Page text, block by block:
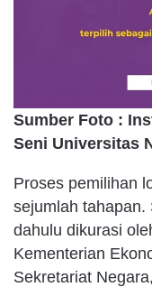
Sumber Foto :
Seni Universitas
Proses pemilihan
sejumlah tahapan.
dahulu dikurasi
Kementerian
Sekretariat